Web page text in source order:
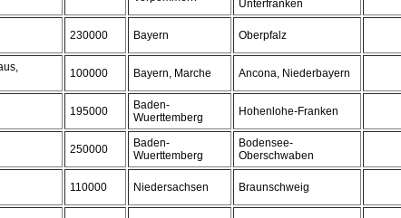
Unterfranken
230000 Bayern Oberpfalz
100000 Bayern, Marche Ancona, Niederbayern
195000
Baden-
Wuerttemberg
Hohenlohe-Franken
250000
Baden-
Wuerttemberg
Bodensee-
Oberschwaben
110000 Niedersachsen Braunschweig